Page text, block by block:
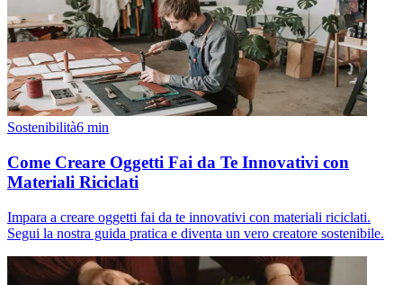
Sostenibilità6 min
Come Creare Oggetti Fai da Te Innovativi con
Materiali Riciclati
Impara a creare oggetti fai da te innovativi con materiali riciclati.
Segui la nostra guida pratica e diventa un vero creatore sostenibile.